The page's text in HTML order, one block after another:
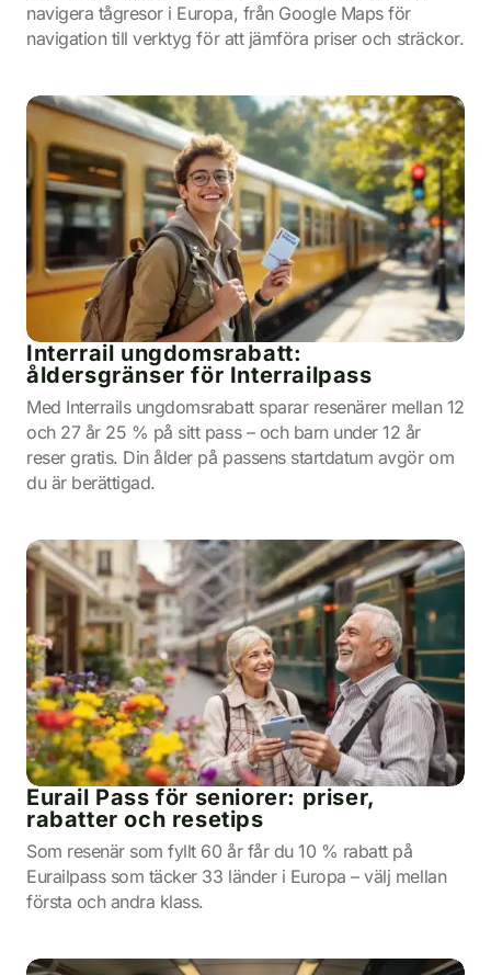
navigera tågresor i Europa, från Google Maps för
navigation till verktyg för att jämföra priser och sträckor.
Interrail ungdomsrabatt:
åldersgränser för Interrailpass
Med Interrails ungdomsrabatt sparar resenärer mellan 12
och 27 år 25 % på sitt pass – och barn under 12 år
reser gratis. Din ålder på passens startdatum avgör om
du är berättigad.
Eurail Pass för seniorer: priser,
rabatter och resetips
Som resenär som fyllt 60 år får du 10 % rabatt på
Eurailpass som täcker 33 länder i Europa – välj mellan
första och andra klass.